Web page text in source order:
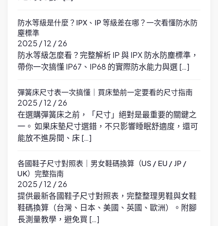
防水等級是什麼？IPX、IP 等級差在哪？一次看懂防水防
塵標準
2025 / 12 / 26
防水等級怎麼看？完整解析 IP 與 IPX 防水防塵標準，
帶你一次搞懂 IP67、IP68 的實際防水能力與選 […]
彈簧床尺寸表一次搞懂｜買床墊前一定要看的尺寸指南
2025 / 12 / 26
在選購彈簧床之前，「尺寸」絕對是最重要的關鍵之
一。 如果床墊尺寸選錯，不只影響睡眠舒適度，還可
能放不進房間、床 […]
各國鞋子尺寸對照表｜男女鞋碼換算（US / EU / JP /
UK）完整指南
2025 / 12 / 26
提供最新各國鞋子尺寸對照表，完整整理男鞋與女鞋
鞋碼換算（台灣、日本、美國、英國、歐洲）。附腳
長測量教學，避免買 […]